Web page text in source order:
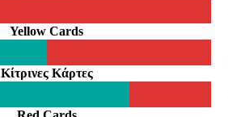
Yellow Cards
Κίτρινες Κάρτες